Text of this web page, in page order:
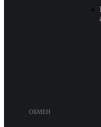
ОБМЕН